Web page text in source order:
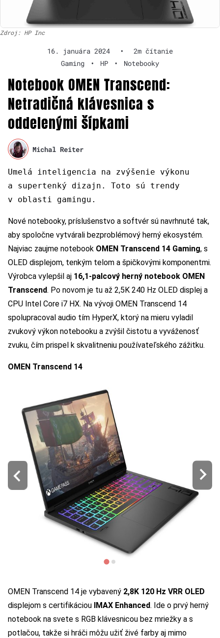
Zdroj: HP Inc
16. januára 2024 •
2m čítanie
Gaming
• HP • Notebooky
Notebook OMEN Transcend:
Netradičná klávesnica s
oddelenými šípkami
Michal Reiter
Umelá inteligencia na zvýšenie výkonu
a supertenký dizajn. Toto sú trendy
v oblasti gamingu.
Nové notebooky, príslušenstvo a softvér sú navrhnuté tak,
aby spoločne vytvárali bezproblémový herný ekosystém.
Najviac zaujme notebook OMEN Transcend 14 Gaming, s
OLED displejom, tenkým telom a špičkovými komponentmi.
Výrobca vylepšil aj 16,1-palcový herný notebook OMEN
Transcend. Po novom je tu až 2,5K 240 Hz OLED displej a
CPU Intel Core i7 HX. Na vývoji OMEN Transcend 14
spolupracoval audio tím HyperX, ktorý na mieru vyladil
zvukový výkon notebooku a zvýšil čistotu a vyváženosť
zvuku, čím prispel k skvalitneniu používateľského zážitku.
OMEN Transcend 14
OMEN Transcend 14 je vybavený 2,8K 120 Hz VRR OLED
displejom s certifikáciou IMAX Enhanced. Ide o prvý herný
notebook na svete s RGB klávesnicou bez mriežky a s
potlačou, takže si hráči môžu užiť živé farby aj mimo